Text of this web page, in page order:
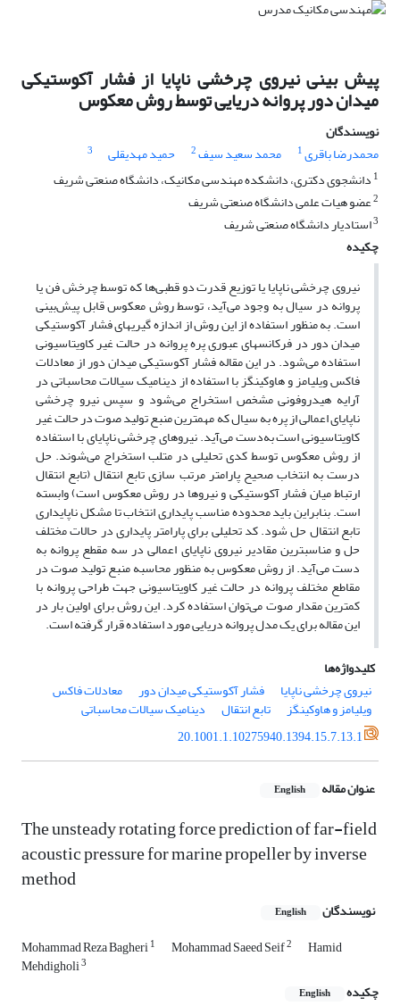
پیش بینی نیروی چرخشی ناپایا از فشار آکوستیکی
میدان دور پروانه دریایی توسط روش معکوس
نویسندگان
محمدرضا باقری1 محمد سعید سیف2 حمید مهدیقلی
3
1 دانشجوی دکتری، دانشکده مهندسی مکانیک، دانشگاه صنعتی شریف
2عضو هیات علمی دانشگاه صنعتی شریف
3استادیار دانشگاه صنعتی شریف
چکیده
نیروی چرخشی ناپایا یا توزیع قدرت دو قطبی‌ها که توسط چرخش فن یا
پروانه در سیال به وجود می‌آید، توسط روش معکوس قابل پیش‌بینی
است. به منظور استفاده از این روش از اندازه گیریهای فشار آکوستیکی
میدان دور در فرکانسهای عبوری پره پروانه در حالت غیر کاویتاسیونی
استفاده می‌شود. در این مقاله فشار آکوستیکی میدان دور از معادلات
فاکس ویلیامز و هاوکینگز با استفاده از دینامیک سیالات محاسباتی در
آرایه هیدروفونی مشخص استخراج می‌شود و سپس نیرو چرخشی
ناپایای اعمالی از پره به سیال که مهمترین منبع تولید صوت در حالت غیر
کاویتاسیونی است به‌دست می‌آید. نیروهای چرخشی ناپایای با استفاده
از روش معکوس توسط کدی تحلیلی در متلب استخراج می‌شوند. حل
درست به انتخاب صحیح پارامتر مرتب سازی تابع انتقال (تابع انتقال
ارتباط میان فشار آکوستیکی و نیروها در روش معکوس است) وابسته
است. بنابراین باید محدوده مناسب پایداری انتخاب تا مشکل ناپایداری
تابع انتقال حل شود. کد تحلیلی برای پارامتر پایداری در حالات مختلف
حل و مناسبترین مقادیر نیروی ناپایای اعمالی در سه مقطع پروانه به
دست می‌آید. از روش معکوس به منظور محاسبه منبع تولید صوت در
مقاطع مختلف پروانه در حالت غیر کاویتاسیونی جهت طراحی پروانه با
کمترین مقدار صوت می‌توان استفاده کرد. این روش برای اولین بار در
این مقاله برای یک مدل پروانه دریایی مورد استفاده قرار گرفته است.
کلیدواژه‌ها
نیروی چرخشی ناپایا
فشار آکوستیکی میدان دور معادلات فاکس
ویلیامز و هاوکینگز تابع انتقال
دینامیک سیالات محاسباتی
20.1001.1.10275940.1394.15.7.13.1
عنوان مقاله English
The unsteady rotating force prediction of far-field
acoustic pressure for marine propeller by inverse
method
نویسندگان English
Mohammad Reza Bagheri1 Mohammad Saeed Seif2 Hamid
Mehdigholi3
چکیده English